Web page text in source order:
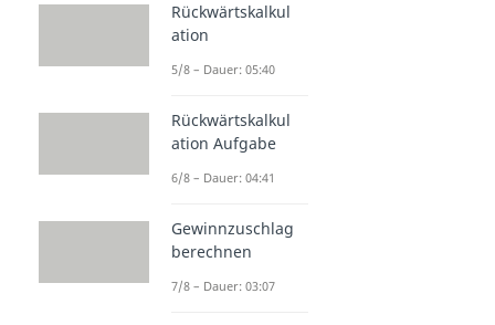
Rückwärtskalkul
ation
5/8 – Dauer: 05:40
Rückwärtskalkul
ation Aufgabe
6/8 – Dauer: 04:41
Gewinnzuschlag
berechnen
7/8 – Dauer: 03:07